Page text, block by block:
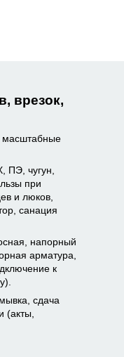
врезок,
масштабные
ПЭ, чугун,
при
и люков,
санация
напорный
арматура,
к
сдача
(акты,